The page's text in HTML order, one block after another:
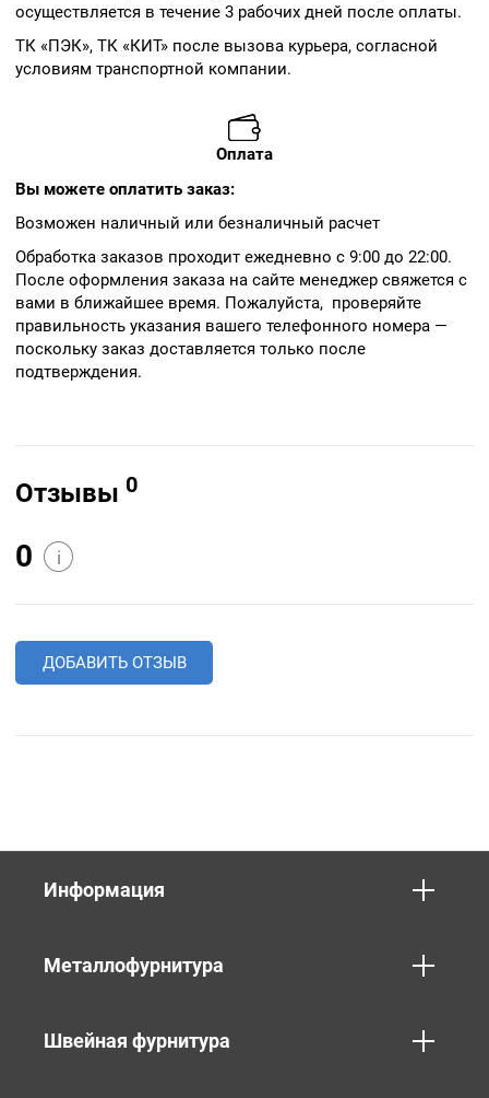
осуществляется в течение 3 рабочих дней после оплаты.
ТК «ПЭК», ТК «КИТ» после вызова курьера, согласной
условиям транспортной компании.
Оплата
Вы можете оплатить заказ:
Возможен наличный или безналичный расчет
Обработка заказов проходит ежедневно с 9:00 до 22:00.
После оформления заказа на сайте менеджер свяжется с
вами в ближайшее время. Пожалуйста, проверяйте
правильность указания вашего телефонного номера —
поскольку заказ доставляется только после
подтверждения.
Отзывы 0
0 i
ДОБАВИТЬ ОТЗЫВ
Информация
Металлофурнитура
Швейная фурнитура